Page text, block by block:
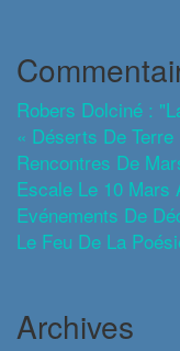
Robers Dolciné :
« Déserts De Terre
Rencontres De
Escale Le 10 Mars
Evénements De
Le Feu De La
Archives